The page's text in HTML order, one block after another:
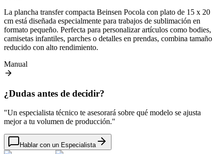
La plancha transfer compacta Beinsen Pocola con plato de 15 x 20
cm está diseñada especialmente para trabajos de sublimación en
formato pequeño. Perfecta para personalizar artículos como bodies,
camisetas infantiles, parches o detalles en prendas, combina tamaño
reducido con alto rendimiento.
Manual
¿Dudas antes de decidir?
"Un especialista técnico te asesorará sobre qué modelo se ajusta
mejor a tu volumen de producción."
Hablar con un Especialista